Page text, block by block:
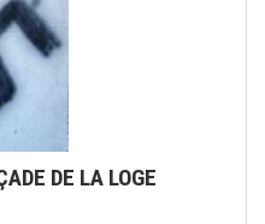
DE LA LOGE